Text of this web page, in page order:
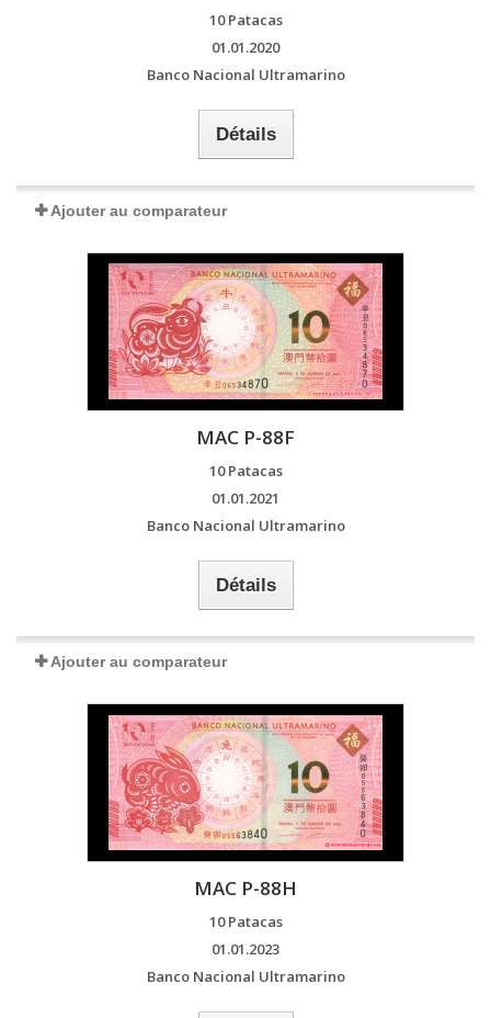
10 Patacas
01.01.2020
Banco Nacional Ultramarino
Détails
Ajouter au comparateur
MAC P-88F
10 Patacas
01.01.2021
Banco Nacional Ultramarino
Détails
Ajouter au comparateur
MAC P-88H
10 Patacas
01.01.2023
Banco Nacional Ultramarino